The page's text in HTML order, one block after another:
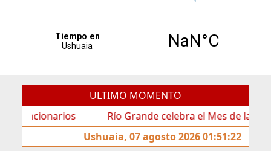
ULTIMO MOMENTO
Río Grande celebra el Mes de las Infancias
Ushuaia, 07 agosto 2026 01:51:22